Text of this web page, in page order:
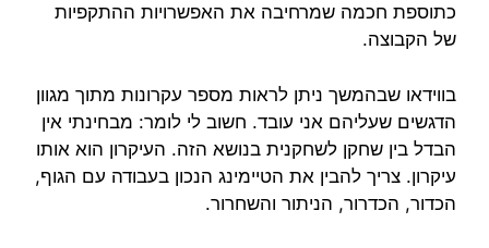
כתוספת חכמה שמרחיבה את האפשרויות ההתקפיות
של הקבוצה.
בווידאו שבהמשך ניתן לראות מספר עקרונות מתוך מגוון
הדגשים שעליהם אני עובד. חשוב לי לומר: מבחינתי אין
הבדל בין שחקן לשחקנית בנושא הזה. העיקרון הוא אותו
עיקרון. צריך להבין את הטיימינג הנכון בעבודה עם הגוף,
הכדור, הכדרור, הניתור והשחרור.